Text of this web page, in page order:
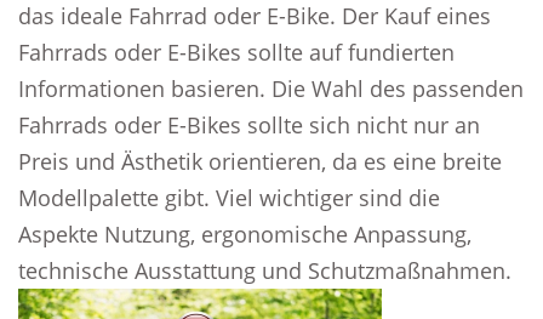
das ideale Fahrrad oder E-Bike. Der Kauf eines
Fahrrads oder E-Bikes sollte auf fundierten
Informationen basieren. Die Wahl des passenden
Fahrrads oder E-Bikes sollte sich nicht nur an
Preis und Ästhetik orientieren, da es eine breite
Modellpalette gibt. Viel wichtiger sind die
Aspekte Nutzung, ergonomische Anpassung,
technische Ausstattung und Schutzmaßnahmen.